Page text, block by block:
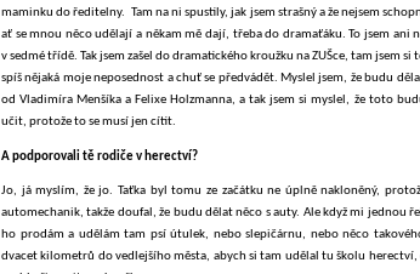
maminku do ředitelny. Tam na ni spustily, jak jsem strašný a že nejsem
ať se mnou něco udělají a někam mě dají, třeba do dramaťáku. To jsem ani
v sedmé třídě. Tak jsem zašel do dramatického kroužku na ZUŠce, tam jsem
spíš nějaká moje neposednost a chuť se předvádět. Myslel jsem, že budu
od Vladimíra Menšíka a Felixe Holzmanna, a tak jsem si myslel, že toto
učit, protože to se musí jen cítit.
A podporovali tě rodiče v herectví?
Jo, já myslím, že jo. Taťka byl tomu ze začátku ne úplně nakloněný,
automechanik, takže doufal, že budu dělat něco s auty. Ale když mi jednou
ho prodám a udělám tam psí útulek, nebo slepičárnu, nebo něco
dvacet kilometrů do vedlejšího města, abych si tam udělal tu školu herectví,